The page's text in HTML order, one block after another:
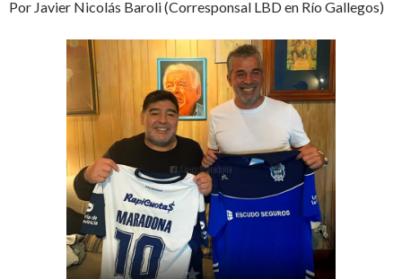
Por Javier Nicolás Baroli (Corresponsal LBD en Río Gallegos)